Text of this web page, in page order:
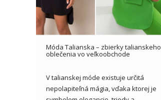
Móda Talianska – zbierky talianskeho
oblečenia vo veľkoobchode
V talianskej móde existuje určitá
nepolapiteľná mágia, vďaka ktorej je